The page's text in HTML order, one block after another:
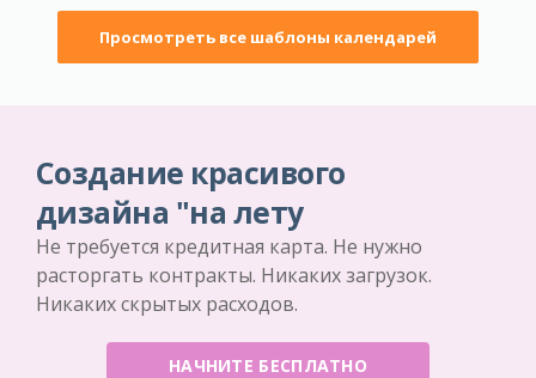
Просмотреть все шаблоны календарей
Создание красивого
дизайна "на лету
Не требуется кредитная карта. Не нужно
расторгать контракты. Никаких загрузок.
Никаких скрытых расходов.
НАЧНИТЕ БЕСПЛАТНО